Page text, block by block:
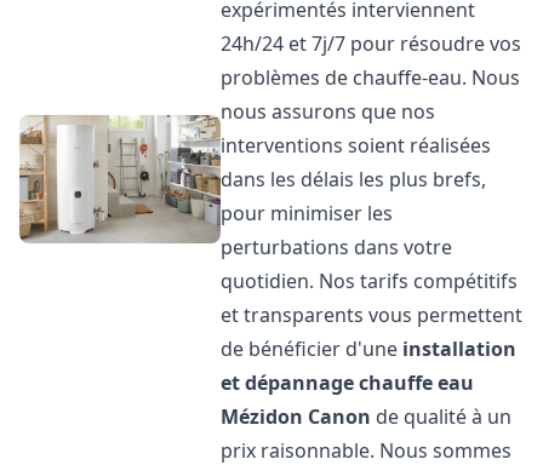
expérimentés interviennent
24h/24 et 7j/7 pour résoudre vos
problèmes de chauffe-eau. Nous
nous assurons que nos
interventions soient réalisées
dans les délais les plus brefs,
pour minimiser les
perturbations dans votre
quotidien. Nos tarifs compétitifs
et transparents vous permettent
de bénéficier d'une installation
et dépannage chauffe eau
Mézidon Canon de qualité à un
prix raisonnable. Nous sommes